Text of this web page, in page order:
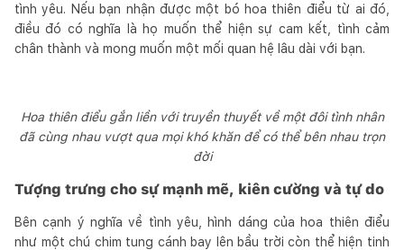
tình yêu. Nếu bạn nhận được một bó hoa thiên điểu từ ai đó,
điều đó có nghĩa là họ muốn thể hiện sự cam kết, tình cảm
chân thành và mong muốn một mối quan hệ lâu dài với bạn.
Hoa thiên điểu gắn liền với truyền thuyết về một đôi tình nhân
đã cùng nhau vượt qua mọi khó khăn để có thể bên nhau trọn
đời
Tượng trưng cho sự mạnh mẽ, kiên cường và tự do
Bên cạnh ý nghĩa về tình yêu, hình dáng của hoa thiên điểu
như một chú chim tung cánh bay lên bầu trời còn thể hiện tinh